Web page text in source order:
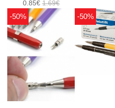
0.85€1.69€
-50% -50%